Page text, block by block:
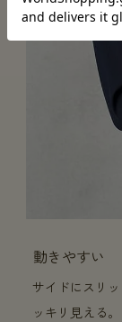
動きやすい
サイドにスリ
ッキリ見える。